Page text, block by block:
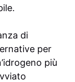
di
per
più